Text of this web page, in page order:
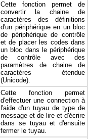
Cette fonction permet de
convertir la chaine de
caractères des définitions
d'un périphérique en un bloc
de périphérique de contrôle
et de placer les codes dans
un bloc dans le périphérique
de contrôle avec des
paramètres de chaine de
caractères étendue
(Unicode).
Cette fonction permet
d'effectuer une connection à
l'aide d'un tuyau de type de
message et de lire et d'écrire
dans se tuyau et d'ensuite
fermer le tuyau.